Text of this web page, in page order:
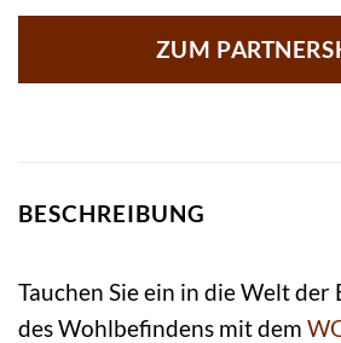
ZUM
BESCHREIBUNG
Tauchen Sie ein in die Welt der
des Wohlbefindens mit dem